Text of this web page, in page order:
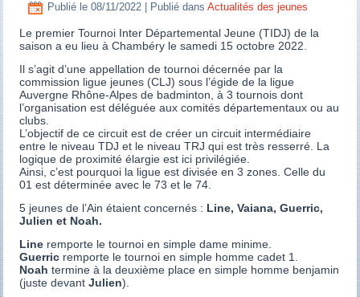
Publié le 08/11/2022 Publié dans Actualités des jeunes
Le premier Tournoi Inter Départemental Jeune (TIDJ) de la
saison a eu lieu à Chambéry le samedi 15 octobre 2022.
Il s’agit d’une appellation de tournoi décernée par la
commission ligue jeunes (CLJ) sous l’égide de la ligue
Auvergne Rhône-Alpes de badminton, à 3 tournois dont
l’organisation est déléguée aux comités départementaux ou au
clubs.
L’objectif de ce circuit est de créer un circuit intermédiaire
entre le niveau TDJ et le niveau TRJ qui est très resserré. La
logique de proximité élargie est ici privilégiée.
Ainsi, c’est pourquoi la ligue est divisée en 3 zones. Celle du
01 est déterminée avec le 73 et le 74.
5 jeunes de l’Ain étaient concernés : Line, Vaiana, Guerric,
Julien et Noah.
Line remporte le tournoi en simple dame minime.
Guerric remporte le tournoi en simple homme cadet 1.
Noah termine à la deuxième place en simple homme benjamin
(juste devantJulien).